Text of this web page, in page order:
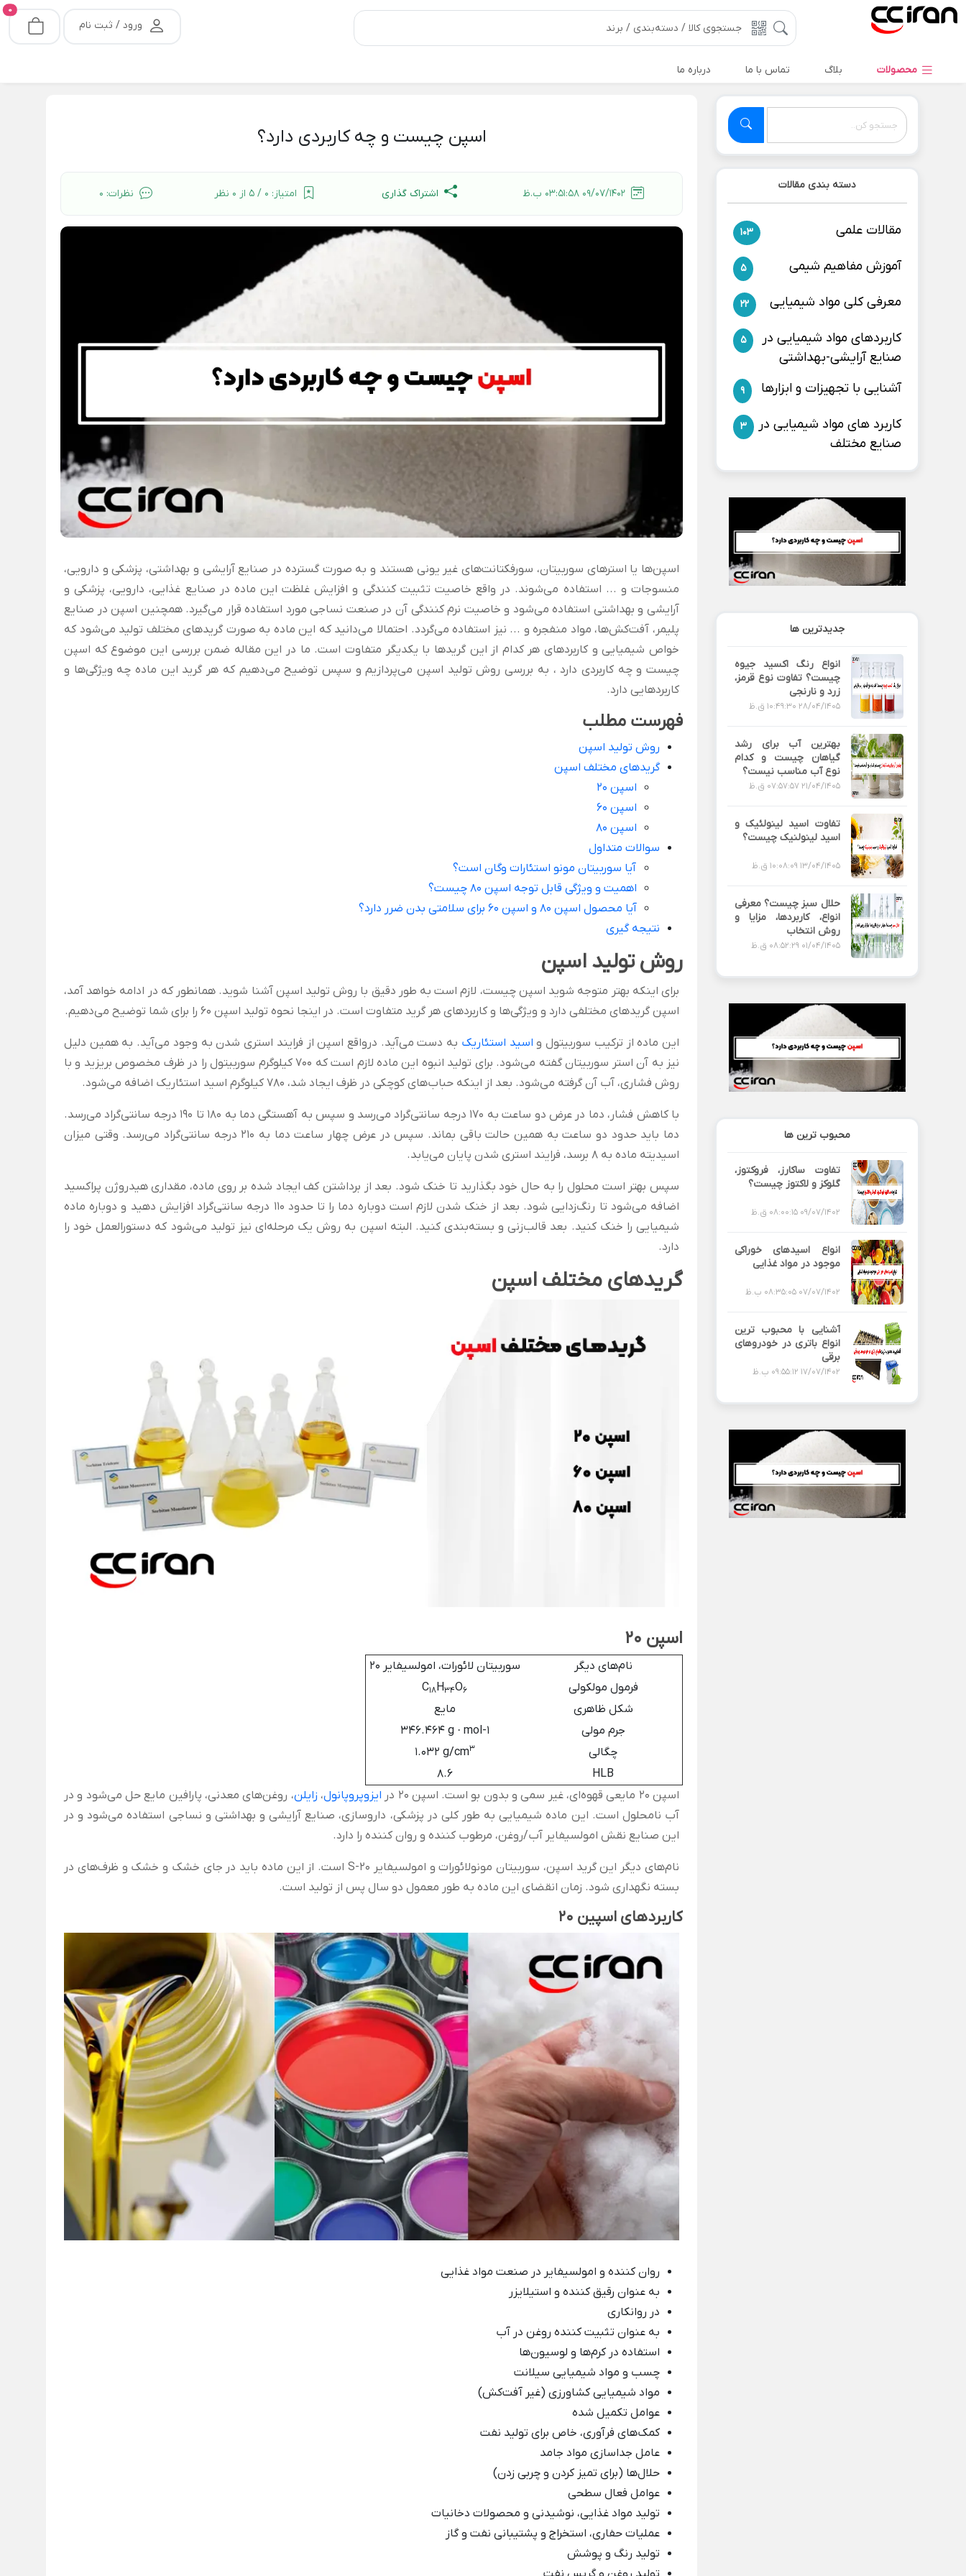
ورود / ثبت نام
0
محصولات بلاگ تماس با ما درباره ما
دسته بندی مقالات
مقالات علمی 103
آموزش مفاهیم شیمی 5
معرفی کلی مواد شیمیایی 22
کاربردهای مواد شیمیایی در
صنایع آرایشی-بهداشتی
5
آشنایی با تجهیزات و ابزارها 9
کاربرد های مواد شیمیایی در
صنایع مختلف
3
جدیدترین ها
انواع رنگ اکسید جیوه
چیست؟ تفاوت نوع قرمز،
زرد و نارنجی
28/04/1405 10:49:30 ق.ظ
بهترین آب برای رشد
گیاهان چیست و کدام
نوع آب مناسب نیست؟
21/04/1405 07:57:57 ق.ظ
تفاوت اسید لینولئیک و
اسید لینولنیک چیست؟
13/04/1405 10:08:09 ق.ظ
حلال سبز چیست؟ معرفی
انواع، کاربردها، مزایا و
روش انتخاب
01/04/1405 08:52:29 ق.ظ
محبوب ترین ها
تفاوت ساکارز، فروکتوز،
گلوکز و لاکتوز چیست؟
09/07/1402 08:00:15 ق.ظ
انواع اسیدهای خوراکی
موجود در مواد غذایی
07/07/1402 08:35:05 ب.ظ
آشنایی با محبوب ترین
انواع باتری در خودروهای
برقی
17/07/1402 09:55:12 ب.ظ
اسپن چیست و چه کاربردی دارد؟
09/07/1402 03:51:58 ب.ظ اشتراک گذاری امتیاز: 0 / 5 از 0 نظر نظرات: 0
اسپن‌ها یا استر‌های سوربیتان، سورفکتانت‌های غیر یونی هستند و به صورت گسترده در صنایع آرایشی و بهداشتی، پزشکی و دارویی،
منسوجات و ... استفاده می‌شوند. در واقع خاصیت تثبیت کنندگی و افزایش غلظت این ماده در صنایع غذایی، دارویی، پزشکی و
آرایشی و بهداشتی استفاده می‌شود و خاصیت نرم کنندگی آن در صنعت نساجی مورد استفاده قرار می‌گیرد. همچنین اسپن در صنایع
پلیمر، آفت‌کش‌ها، مواد منفجره و ... نیز استفاده می‌گردد. احتمالا می‌دانید که این ماده به صورت گرید‌های مختلف تولید می‌شود که
خواص شیمیایی و کاربرد‌های هر کدام از این گرید‌ها با یکدیگر متفاوت است. ما در این مقاله ضمن بررسی این موضوع که اسپن
چیست و چه کاربردی دارد ، به بررسی روش تولید اسپن می‌پردازیم و سپس توضیح می‌دهیم که هر گرید این ماده چه ویژگی‌ها و
کاربردهایی دارد.
فهرست مطلب
روش تولید اسپن
گریدهای مختلف اسپن
اسپن 20
اسپن 60
اسپن 80
سوالات متداول
آیا سوربیتان مونو استئارات وگان است؟
اهمیت و ویژگی قابل توجه اسپن 80 چیست؟
آیا محصول اسپن 80 و اسپن 60 برای سلامتی بدن ضرر دارد؟
نتیجه گیری
روش تولید اسپن
برای اینکه بهتر متوجه شوید اسپن چیست، لازم است به طور دقیق با روش تولید اسپن آشنا شوید. همانطور که در ادامه خواهد آمد،
اسپن گریدهای مختلفی دارد و ویژگی‌ها و کاربردهای هر گرید متفاوت است. در اینجا نحوه تولید اسپن 60 را برای شما توضیح می‌دهیم.
این ماده از ترکیب سوربیتول و اسید استئاریک به دست می‌آید. درواقع اسپن از فرایند استری شدن به وجود می‌آید. به همین دلیل
نیز به آن استر سوربیتان گفته می‌شود. برای تولید انبوه این ماده لازم است که 700 کیلوگرم سوربیتول را در ظرف مخصوص بریزید و با
روش فشاری، آب آن گرفته می‌شود. بعد از اینکه حباب‌های کوچکی در ظرف ایجاد شد، 780 کیلوگرم اسید استئاریک اضافه می‌شود.
با کاهش فشار، دما در عرض دو ساعت به 170 درجه سانتی‌گراد می‌رسد و سپس به آهستگی دما به 180 تا 190 درجه سانتی‌گراد می‌رسد.
دما باید حدود دو ساعت به همین حالت باقی بماند. سپس در عرض چهار ساعت دما به 210 درجه سانتی‌گراد می‌رسد. وقتی میزان
اسیدیته ماده به 8 برسد، فرایند استری شدن پایان می‌یابد.
سپس بهتر است محلول را به حال خود بگذارید تا خنک شود. بعد از برداشتن کف ایجاد شده بر روی ماده، مقداری هیدروژن پراکسید
اضافه می‌شود تا رنگ‌زدایی شود. بعد از خنک شدن لازم است دوباره دما را تا حدود 110 درجه سانتی‌گراد افزایش دهید و دوباره ماده
شیمیایی را خنک کنید. بعد قالب‌زنی و بسته‌بندی کنید. البته اسپن به روش یک مرحله‌ای نیز تولید می‌شود که دستورالعمل خود را
دارد.
گریدهای مختلف اسپن
اسپن 20
نام‌های دیگر
سوربیتان لائورات، امولسیفایر 20
فرمول مولکولی
18H34O6
شکل ظاهری
مایع
جرم مولی
346.464 g · mol-1
چگالی
1.032 g/cm3
HLB
8.6
اسپن 20 مایعی قهوه‌ای، غیر سمی و بدون بو است. اسپن 20 در
ایزوپروپانول، زایلن، روغن‌های معدنی، پارافین مایع حل می‌شود و در
آب نامحلول است. این ماده شیمیایی به طور کلی در پزشکی، داروسازی، صنایع آرایشی و بهداشتی و نساجی استفاده می‌شود و در
این صنایع نقش امولسیفایر آب/روغن، مرطوب کننده و روان کننده را دارد.
نام‌های دیگر این گرید اسپن، سوربیتان مونولائورات و امولسیفایر S-20 است. از این ماده باید در جای خشک و خشک و ظرف‌های در
بسته نگهداری شود. زمان انقضای این ماده به طور معمول دو سال پس از تولید است.
کاربردهای اسپین 20
روان کننده و امولسیفایر در صنعت مواد غذایی
به عنوان رقیق کننده و استیلایزر
در روانکاری
به عنوان تثبیت کننده روغن در آب
استفاده در کرم‌ها و لوسیون‌ها
چسب و مواد شیمیایی سیلانت
مواد شیمیایی کشاورزی (غیر آفت‌کش)
عوامل تکمیل شده
کمک‌های فرآوری، خاص برای تولید نفت
عامل جداسازی مواد جامد
حلال‌ها (برای تمیز کردن و چربی زدن)
عوامل فعال سطحی
تولید مواد غذایی، نوشیدنی و محصولات دخانیات
عملیات حفاری، استخراج و پشتیبانی نفت و گاز
تولید رنگ و پوشش